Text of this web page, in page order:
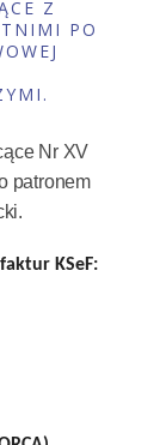
Z
PO
Nr XV
patronem
KSeF: